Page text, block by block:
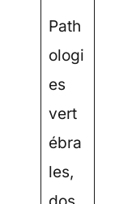
Path
ologi
es
vert
ébra
les,